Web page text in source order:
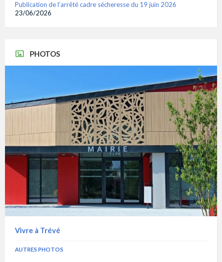
Publication de l’arrêté cadre sécheresse du 19 juin 2026
23/06/2026
PHOTOS
Vivre à Trévé
AUTRES PHOTOS